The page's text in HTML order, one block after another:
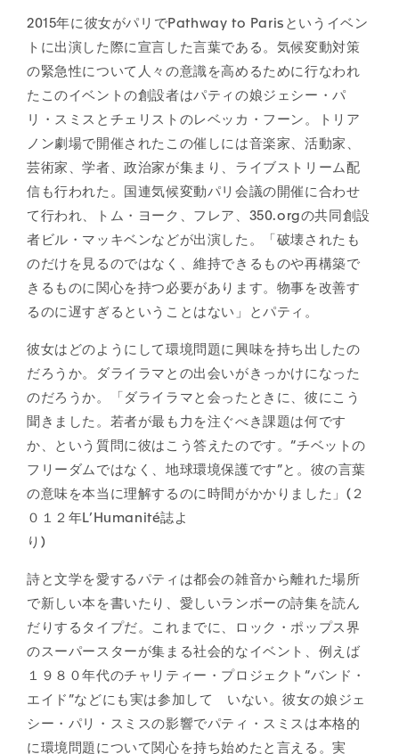
2015年に彼女がパリでPathway to Parisというイベン
トに出演した際に宣言した言葉である。気候変動対策
の緊急性について人々の意識を高めるために行なわれ
たこのイベントの創設者はパティの娘ジェシー・パ
リ・スミスとチェリストのレベッカ・フーン。トリア
ノン劇場で開催されたこの催しには音楽家、活動家、
芸術家、学者、政治家が集まり、ライブストリーム配
信も行われた。国連気候変動パリ会議の開催に合わせ
て行われ、トム・ヨーク、フレア、350.orgの共同創設
者ビル・マッキベンなどが出演した。「破壊されたも
のだけを見るのではなく、維持できるものや再構築で
きるものに関心を持つ必要があります。物事を改善す
るのに遅すぎるということはない」とパティ。
彼女はどのようにして環境問題に興味を持ち出したの
だろうか。ダライラマとの出会いがきっかけになった
のだろうか。「ダライラマと会ったときに、彼にこう
聞きました。若者が最も力を注ぐべき課題は何です
か、という質問に彼はこう答えたのです。“チベットの
フリーダムではなく、地球環境保護です”と。彼の言葉
の意味を本当に理解するのに時間がかかりました」(２
０１２年L’Humanité誌よ
り)
詩と文学を愛するパティは都会の雑音から離れた場所
で新しい本を書いたり、愛しいランボーの詩集を読ん
だりするタイプだ。これまでに、ロック・ポップス界
のスーパースターが集まる社会的なイベント、例えば
１９８０年代のチャリティー・プロジェクト“バンド・
エイド”などにも実は参加して いない。彼女の娘ジェ
シー・パリ・スミスの影響でパティ・スミスは本格的
に環境問題について関心を持ち始めたと言える。実